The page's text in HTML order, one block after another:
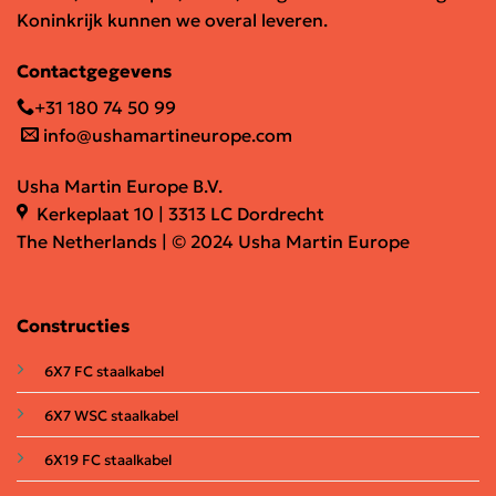
Koninkrijk kunnen we overal leveren.
Contactgegevens
+31 180 74 50 99
info@ushamartineurope.com
Usha Martin Europe B.V.
Kerkeplaat 10 | 3313 LC Dordrecht
The Netherlands | © 2024 Usha Martin Europe
Constructies
6X7 FC staalkabel
6X7 WSC staalkabel
6X19 FC staalkabel